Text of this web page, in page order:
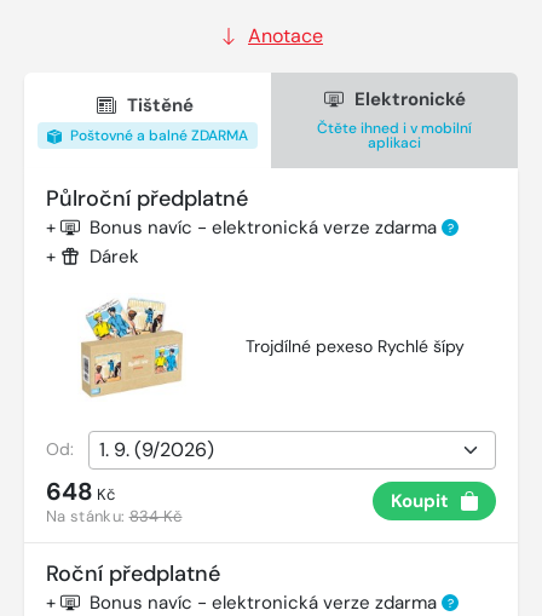
Anotace
Tištěné
Poštovné a balné ZDARMA
Elektronické
Čtěte ihned i v mobilní
aplikaci
Půlroční předplatné
+ Bonus navíc - elektronická verze zdarma ?
+ Dárek
Trojdílné pexeso Rychlé šípy
Od:
648 Kč
Na stánku:834 Kč
Koupit
Roční předplatné
+ Bonus navíc - elektronická verze zdarma ?